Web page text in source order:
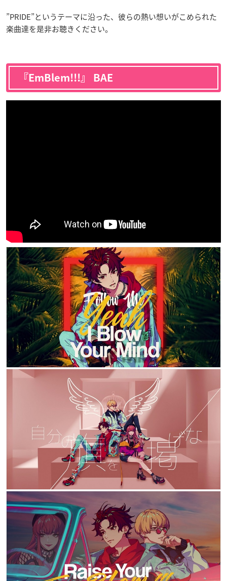
”PRIDE”というテーマに沿った、彼らの熱い想いがこめられた
楽曲達を是非お聴きください。
『EmBlem!!!』 BAE